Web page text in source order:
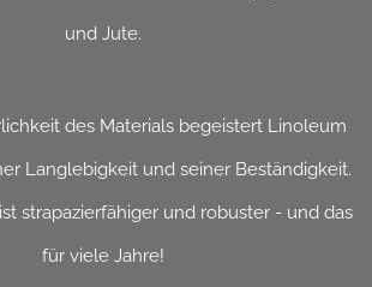
und Jute.
des Materials begeistert Linoleum
Langlebigkeit und seiner Beständigkeit.
strapazierfähiger und robuster - und das
für viele Jahre!